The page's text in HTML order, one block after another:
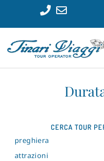
CERCA TOUR
preghiera
attrazioni